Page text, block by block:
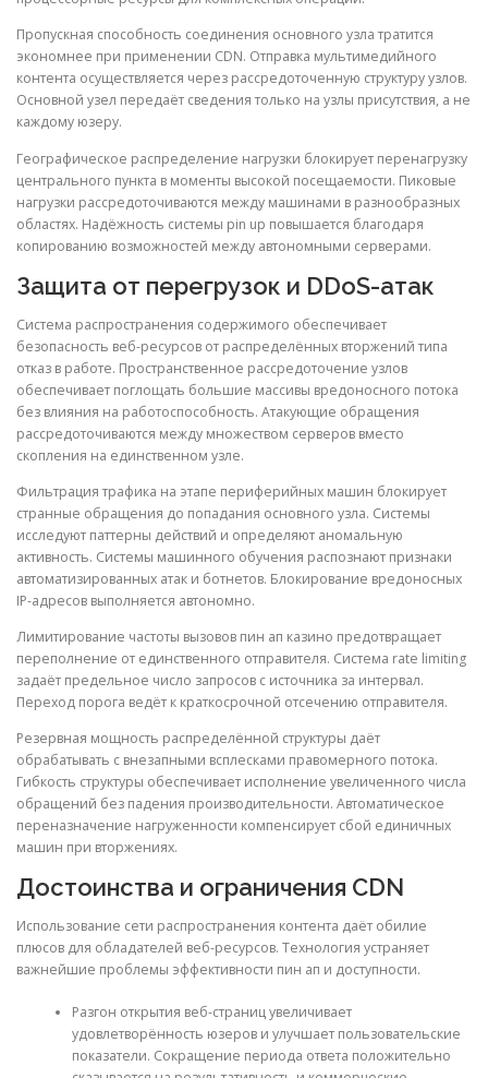
Пропускная способность соединения основного узла тратится
экономнее при применении CDN. Отправка мультимедийного
контента осуществляется через рассредоточенную структуру узлов.
Основной узел передаёт сведения только на узлы присутствия, а не
каждому юзеру.
Географическое распределение нагрузки блокирует перенагрузку
центрального пункта в моменты высокой посещаемости. Пиковые
нагрузки рассредоточиваются между машинами в разнообразных
областях. Надёжность системы pin up повышается благодаря
копированию возможностей между автономными серверами.
Защита от перегрузок и DDoS-атак
Система распространения содержимого обеспечивает
безопасность веб-ресурсов от распределённых вторжений типа
отказ в работе. Пространственное рассредоточение узлов
обеспечивает поглощать большие массивы вредоносного потока
без влияния на работоспособность. Атакующие обращения
рассредоточиваются между множеством серверов вместо
скопления на единственном узле.
Фильтрация трафика на этапе периферийных машин блокирует
странные обращения до попадания основного узла. Системы
исследуют паттерны действий и определяют аномальную
активность. Системы машинного обучения распознают признаки
автоматизированных атак и ботнетов. Блокирование вредоносных
IP-адресов выполняется автономно.
Лимитирование частоты вызовов пин ап казино предотвращает
переполнение от единственного отправителя. Система rate limiting
задаёт предельное число запросов с источника за интервал.
Переход порога ведёт к краткосрочной отсечению отправителя.
Резервная мощность распределённой структуры даёт
обрабатывать с внезапными всплесками правомерного потока.
Гибкость структуры обеспечивает исполнение увеличенного числа
обращений без падения производительности. Автоматическое
переназначение нагруженности компенсирует сбой единичных
машин при вторжениях.
Достоинства и ограничения CDN
Использование сети распространения контента даёт обилие
плюсов для обладателей веб-ресурсов. Технология устраняет
важнейшие проблемы эффективности пин ап и доступности.
Разгон открытия веб-страниц увеличивает
удовлетворённость юзеров и улучшает пользовательские
показатели. Сокращение периода ответа положительно